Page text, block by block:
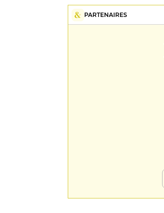
PARTENAIRES